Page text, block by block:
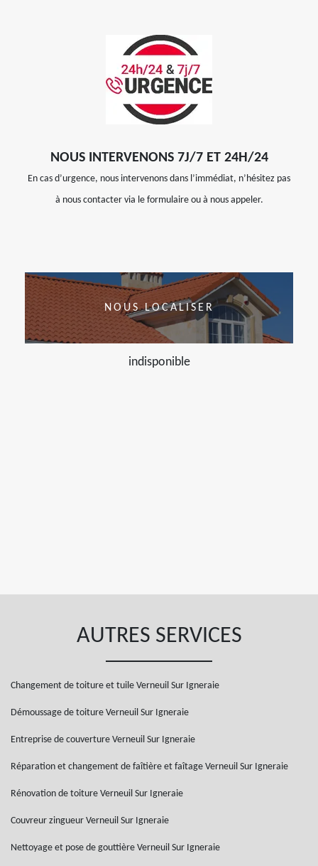
NOUS INTERVENONS 7J/7 ET 24H/24
En cas d’urgence, nous intervenons dans l’immédiat, n’hésitez pas
à nous contacter via le formulaire ou à nous appeler.
NOUS LOCALISER
indisponible
AUTRES SERVICES
Changement de toiture et tuile Verneuil Sur Igneraie
Démoussage de toiture Verneuil Sur Igneraie
Entreprise de couverture Verneuil Sur Igneraie
Réparation et changement de faîtière et faîtage Verneuil Sur Igneraie
Rénovation de toiture Verneuil Sur Igneraie
Couvreur zingueur Verneuil Sur Igneraie
Nettoyage et pose de gouttière Verneuil Sur Igneraie